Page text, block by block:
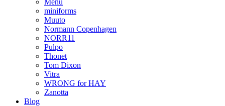
Menu
miniforms
Muuto
Normann Copenhagen
NORR11
Pulpo
Thonet
Tom Dixon
Vitra
WRONG for HAY
Zanotta
Blog